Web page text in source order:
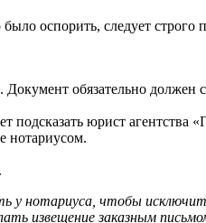
оспорить, следует строго
обязательно должен
юрист агентства
нотариусом.
у нотариуса, чтобы
извещение заказным